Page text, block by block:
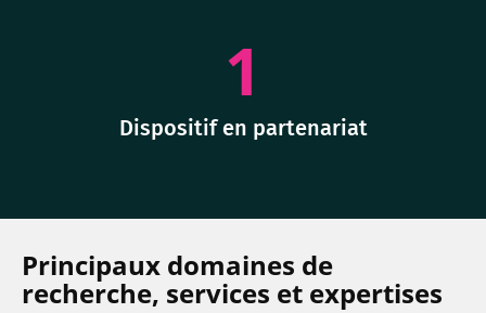
1
Dispositif en partenariat
Principaux domaines de
recherche, services et expertises